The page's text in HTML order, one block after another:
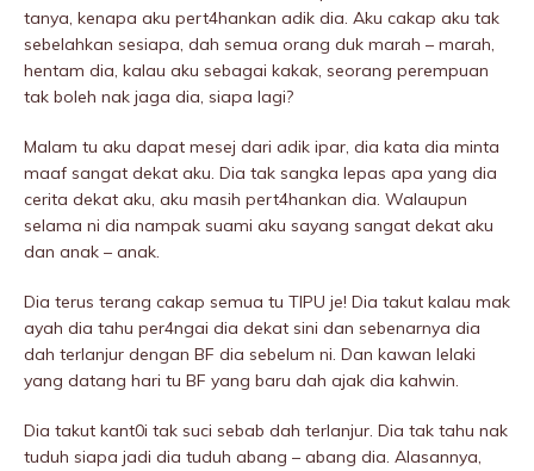
tanya, kenapa aku pert4hankan adik dia. Aku cakap aku tak
sebeIahkan sesiapa, dah semua orang duk marah – marah,
hentam dia, kalau aku sebagai kakak, seorang perempuan
tak boleh nak jaga dia, siapa lagi?
Malam tu aku dapat mesej dari adik ipar, dia kata dia minta
maaf sangat dekat aku. Dia tak sangka lepas apa yang dia
cerita dekat aku, aku masih pert4hankan dia. Walaupun
selama ni dia nampak suami aku sayang sangat dekat aku
dan anak – anak.
Dia terus terang cakap semua tu TIPU je! Dia takut kalau mak
ayah dia tahu per4ngai dia dekat sini dan sebenarnya dia
dah terIanjur dengan BF dia sebelum ni. Dan kawan lelaki
yang datang hari tu BF yang baru dah ajak dia kahwin.
Dia takut kant0i tak suci sebab dah terIanjur. Dia tak tahu nak
tuduh siapa jadi dia tuduh abang – abang dia. Alasannya,